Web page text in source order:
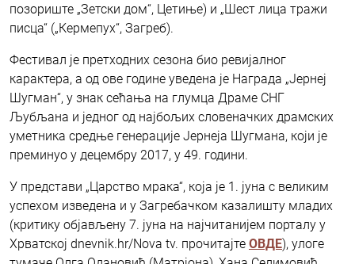
позориште „Зетски дом“, Цетиње) и „Шест лица тражи
писца“ („Кермепух“, Загреб).
Фестивал је претходних сезона био ревијалног
карактера, а од ове године уведена је Награда „Јернеј
Шугман“, у знак сећања на глумца Драме СНГ
Љубљана и једног од најбољих словеначких драмских
уметника средње генерације Јернеја Шугмана, који је
преминуо у децембру 2017, у 49. години.
У представи „Царство мрака“, која је 1. јуна с великим
успехом изведена и у Загребачком казалишту младих
(критику објављену 7. јуна на најчитанијем порталу у
Хрватској dnevnik.hr/Nova tv. прочитајте ОВДЕ), улоге